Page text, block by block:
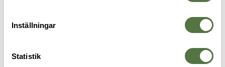
Inställningar
Statistik
SKOR & SANDALER
-46%